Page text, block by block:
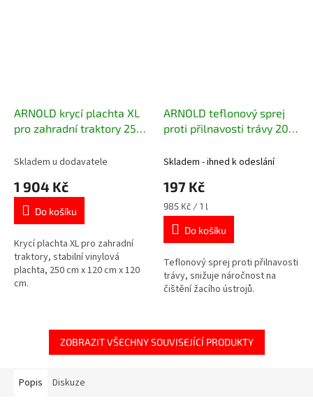
ARNOLD krycí plachta XL
pro zahradní traktory 250
Skladem u dodavatele
1 904 Kč
Do košíku
Krycí plachta XL pro zahradní
traktory, stabilní vinylová
plachta, 250 cm x 120 cm x 120
cm.
ARNOLD teflonový sprej
proti přilnavosti trávy 200
Skladem - ihned k odeslání
197 Kč
Měrná
cena:
985 Kč / 1 l
Do košíku
Teflonový sprej proti přilnavosti
trávy, snižuje náročnost na
čištění žacího ústrojů.
ZOBRAZIT VŠECHNY SOUVISEJÍCÍ PRODUKTY
Popis Diskuze